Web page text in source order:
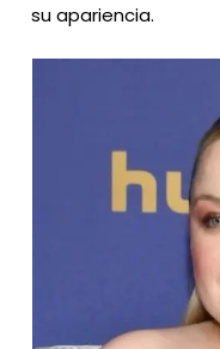
su apariencia.